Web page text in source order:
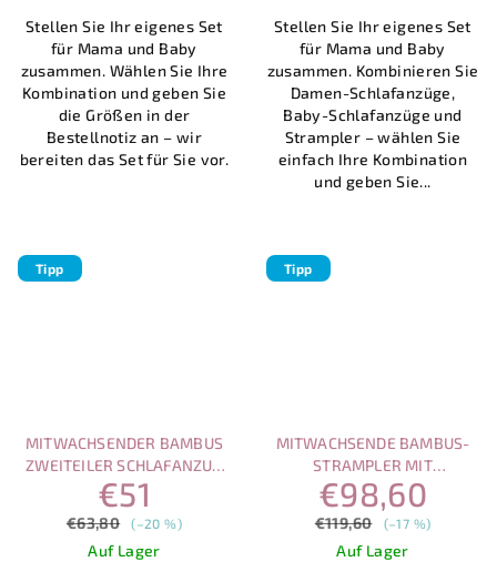
Stellen Sie Ihr eigenes Set
für Mama und Baby
zusammen. Wählen Sie Ihre
Kombination und geben Sie
die Größen in der
Bestellnotiz an – wir
bereiten das Set für Sie vor.
Stellen Sie Ihr eigenes Set
für Mama und Baby
zusammen. Kombinieren Sie
Damen-Schlafanzüge,
Baby-Schlafanzüge und
Strampler – wählen Sie
einfach Ihre Kombination
und geben Sie...
Tipp
MITWACHSENDER BAMBUS
ZWEITEILER SCHLAFANZUG
(95 % BAMBUS, 5 %
SPANDEX) – VORTEILHAFTES
SET (2 STK.))
€51
€63,80 (–20 %)
Auf Lager
Tipp
MITWACHSENDE BAMBUS-
STRAMPLER MIT
MAGNETVERSCHLUSS –
VORTEILHAFTES SET (4 STK.)
€98,60
€119,60 (–17 %)
Auf Lager